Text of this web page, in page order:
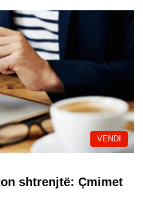
VENDI
shtrenjtë: Çmimet